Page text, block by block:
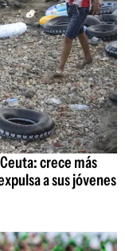
crece más
a sus jóvenes